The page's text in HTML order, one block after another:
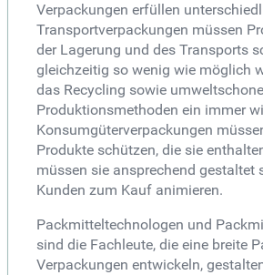
Verpackungen erfüllen
Transportverpackungen müssen
der Lagerung und des Transports
gleichzeitig so wenig wie möglich
das Recycling sowie
Produktionsmethoden ein immer
Konsumgüterverpackungen
Produkte schützen, die sie
müssen sie ansprechend gestaltet
Kunden zum Kauf animieren.
Packmitteltechnologen und
sind die Fachleute, die eine breite
Verpackungen entwickeln,